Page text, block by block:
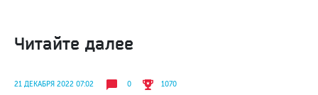
Читайте далее
21 ДЕКАБРЯ 2022 07:02 0 1070